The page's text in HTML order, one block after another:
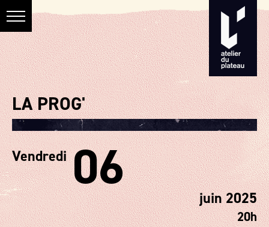
LA PROG'
Vendredi 06 juin 2025
20h